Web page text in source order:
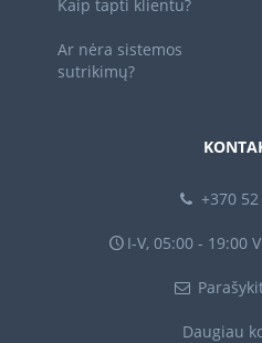
Kaip tapti klientu?
Ar nėra sistemos
sutrikimų?
+370
I-V, 05:00 - 19:00
Daugiau